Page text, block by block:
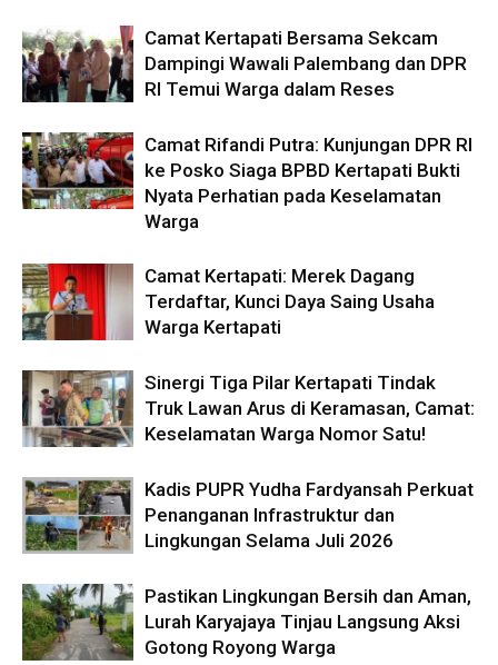
Camat Kertapati Bersama Sekcam
Dampingi Wawali Palembang dan DPR
RI Temui Warga dalam Reses
Camat Rifandi Putra: Kunjungan DPR RI
ke Posko Siaga BPBD Kertapati Bukti
Nyata Perhatian pada Keselamatan
Warga
Camat Kertapati: Merek Dagang
Terdaftar, Kunci Daya Saing Usaha
Warga Kertapati
Sinergi Tiga Pilar Kertapati Tindak
Truk Lawan Arus di Keramasan, Camat:
Keselamatan Warga Nomor Satu!
Kadis PUPR Yudha Fardyansah Perkuat
Penanganan Infrastruktur dan
Lingkungan Selama Juli 2026
Pastikan Lingkungan Bersih dan Aman,
Lurah Karyajaya Tinjau Langsung Aksi
Gotong Royong Warga